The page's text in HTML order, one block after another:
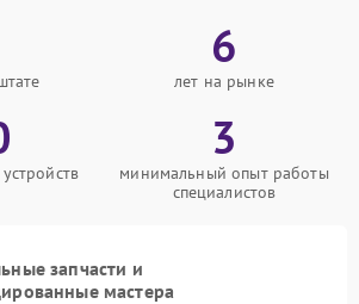
6
лет на рынке
3
минимальный опыт работы
специалистов
запчасти и
мастера